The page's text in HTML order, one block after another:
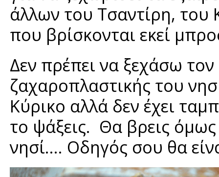
άλλων του Τσαντίρη, του
που βρίσκονται εκεί
Δεν πρέπει να ξεχάσω
ζαχαροπλαστικής του
Κύρικο αλλά δεν έχει
το ψάξεις. Θα βρεις
νησί…. Οδηγός σου θα